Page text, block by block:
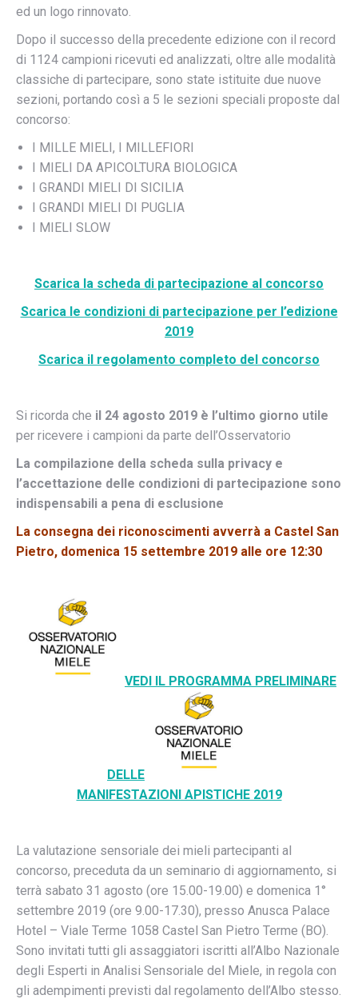
ed un logo rinnovato.
Dopo il successo della precedente edizione con il record
di 1124 campioni ricevuti ed analizzati, oltre alle modalità
classiche di partecipare, sono state istituite due nuove
sezioni, portando così a 5 le sezioni speciali proposte dal
concorso:
I MILLE MIELI, I MILLEFIORI
I MIELI DA APICOLTURA BIOLOGICA
I GRANDI MIELI DI SICILIA
I GRANDI MIELI DI PUGLIA
I MIELI SLOW
Scarica la scheda di partecipazione al concorso
Scarica le condizioni di partecipazione per l’edizione
2019
Scarica il regolamento completo del concorso
Si ricorda che il 24 agosto 2019 è l’ultimo giorno utile
per ricevere i campioni da parte dell’Osservatorio
La compilazione della scheda sulla privacy e
l’accettazione delle condizioni di partecipazione sono
indispensabili a pena di esclusione
La consegna dei riconoscimenti avverrà a Castel San
Pietro, domenica 15 settembre 2019 alle ore 12:30
VEDI IL PROGRAMMA PRELIMINARE
DELLE
MANIFESTAZIONI APISTICHE 2019
La valutazione sensoriale dei mieli partecipanti al
concorso, precedu­ta da un seminario di aggiornamento, si
terrà sabato 31 agosto (ore 15.00-19.00) e domenica 1°
settembre 2019 (ore 9.00-17.30), presso Anusca Palace
Hotel – Viale Terme 1058 Castel San Pietro Terme (BO).
Sono invitati tutti gli assaggiatori iscritti all’Albo Nazionale
degli Esperti in Analisi Sensoriale del Miele, in regola con
gli adempimenti previsti dal regolamento dell’Albo stesso.